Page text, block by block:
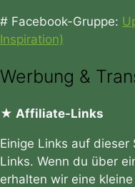
# Facebook-Gruppe:
Inspiration)
Werbung &
★ Affiliate-Links
Einige Links auf
Links. Wenn du über
erhalten wir eine